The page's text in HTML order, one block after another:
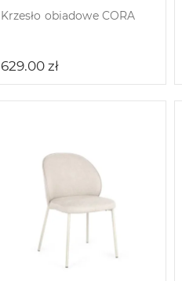
Krzesło obiadowe CORA
629.00 zł